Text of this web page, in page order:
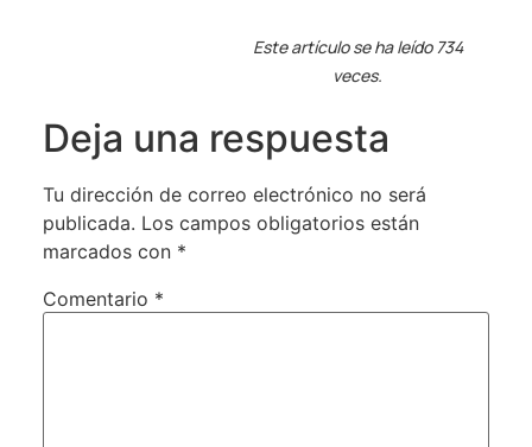
Este artículo se ha leído 734
veces.
Deja una respuesta
Tu dirección de correo electrónico no será
publicada. Los campos obligatorios están
marcados con *
Comentario *